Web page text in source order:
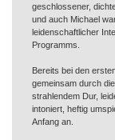
geschlossener,
und auch Michael
leidenschaftlicher
Programms.
Bereits bei den
gemeinsam durch
strahlendem Dur,
intoniert, heftig
Anfang an.